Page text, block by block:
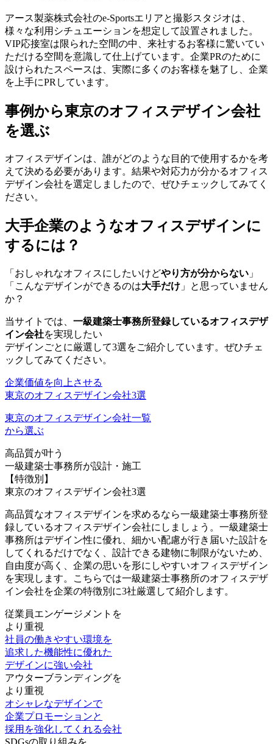
アース製薬株式会社のe-Sportsエリアと撮影スタジオは、
様々な利用シチュエーションを想定して設置されました。
VIP応接室は限られた空間の中、来社するお客様に驚いてい
ただける空間を意識して仕上げています。企業PRのために
設けられたスペースは、実際に多くのお客様を魅了 し、企業
を上手にPRしています。
事例から東京のオフィスデザイン会社
を選ぶ
オフィスデザインは、誰がどのような目的で使用するかを考
えて決める必要があります。結果や対応力が分かるオフィス
デザイン会社を選定しましたので、ぜひチェックしてみてく
ださい。
大手企業のようなオフィスデザインに
するには？
「おしゃれなオフィスにしたいけどやり方が分からない 」
「こんなデザインができるのは大手だけ 」と思っていません
か？
当サイトでは、 一級建築士事務所登録しているオフィスデザ
イン会社を実現したい
デザインごとに厳選して3選をご紹介しています。ぜひチェ
ックしてみてください。
企業価値を向上させる
東京のオフィスデザイン会社3選
東京のオフィスデザイン会社一覧
から選ぶ
高品質が叶う
一級建築士事務所が設計・施工
【特徴別】
東京のオフィスデザイン会社3選
高品質なオフィスデザインを求めるなら一級建築士事務所登
録しているオフィスデザイン会社にしましょう。一級建築士
事務所はデザイン性に優れ、細かい配慮が行き届いた設計を
してくれるだけでなく、設計できる建物に制限がないため、
自由度が高く、企業の思いを形にしやすいオフィスデザイン
を実現 します。こちらでは一級建築士事務所のオフィスデザ
イン会社を企業の特徴別に3社厳選して紹介します。
従業員エンゲージメント を
より重視
社員の働きやすい環境を
追求した機能性に優れた
デザインに強い会社
アウターブランディングを
より重視
オシャレなデザインで
企業プロモーションと
採用を強化してくれる会社
SDGsの取り組みを